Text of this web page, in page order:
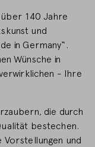
über 140 Jahre
und
in Germany“.
Wünsche in
- Ihre
die durch
bestechen.
Vorstellungen und